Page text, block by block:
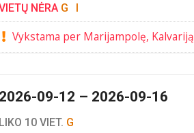
NĖRA G I
Vykstama per Marijampolę, Kalvariją
2026-09-12 – 2026-09-16
LIKO 10 VIET. G